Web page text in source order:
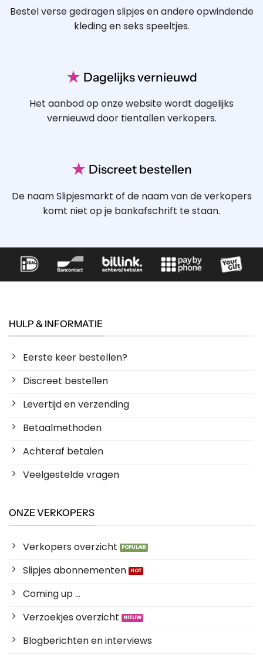
Bestel verse gedragen slipjes en andere opwindende
kleding en seks speeltjes.
★ Dagelijks vernieuwd
Het aanbod op onze website wordt dagelijks
vernieuwd door tientallen verkopers.
★ Discreet bestellen
De naam Slipjesmarkt of de naam van de verkopers
komt niet op je bankafschrift te staan.
HULP & INFORMATIE
Eerste keer bestellen?
Discreet bestellen
Levertijd en verzending
Betaalmethoden
Achteraf betalen
Veelgestelde vragen
ONZE VERKOPERS
Verkopers overzicht
Slipjes abonnementen
Coming up ...
Verzoekjes overzicht
Blogberichten en interviews